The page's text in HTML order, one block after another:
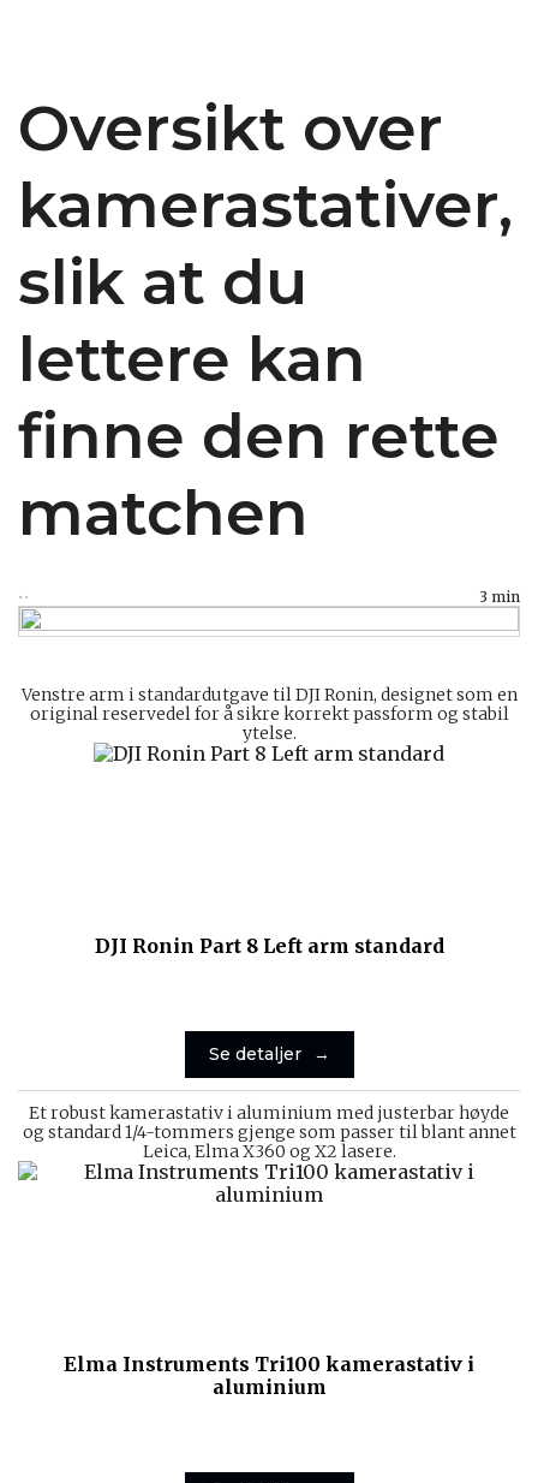
Oversikt over
kamerastativer,
slik at du
lettere kan
finne den rette
matchen
3 min
DJI Ronin Part 8 Left arm standard
Venstre arm i standardutgave til DJI Ronin, designet som en
original reservedel for å sikre korrekt passform og stabil
ytelse.
Se detaljer
Elma Instruments Tri100 kamerastativ i
aluminium
Et robust kamerastativ i aluminium med justerbar høyde
og standard 1/4-tommers gjenge som passer til blant annet
Leica, Elma X360 og X2 lasere.